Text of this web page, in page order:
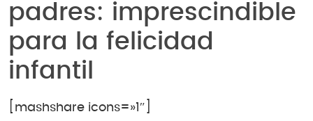
padres: imprescindible
para la felicidad
infantil
[mashshare icons=»1″]